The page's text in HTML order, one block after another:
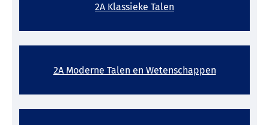
2A Klassieke Talen
2A Moderne Talen en Wetenschappen